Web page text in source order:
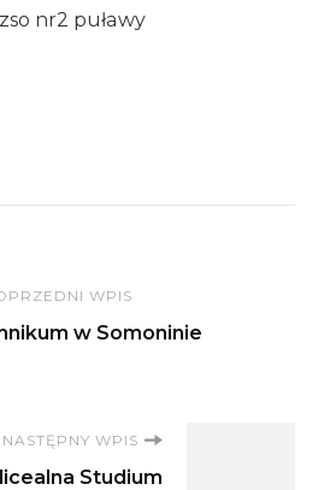
nr2 puławy
WPIS
w Somoninie
NASTĘPNY WPIS
Studium